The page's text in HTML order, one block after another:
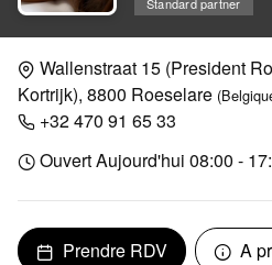
Wallenstraat 15 (President
Kortrijk), 8800 Roeselare
+32 470 91 65 33
Ouvert Aujourd'hui 08:00 -
Prendre RDV A